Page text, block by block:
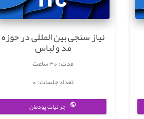
نیاز سنجی بین المللی در حوزه
مد و لباس
مدت: 30 ساعت
تعداد جلسات: 0
جزئیات پودمان